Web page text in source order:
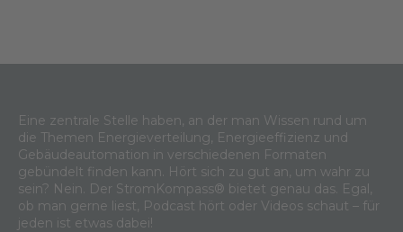
Eine zentrale Stelle haben, an der man Wissen rund um
die Themen Energieverteilung, Energieeffizienz und
Gebäudeautomation in verschiedenen Formaten
gebündelt finden kann. Hört sich zu gut an, um wahr zu
sein? Nein. Der StromKompass® bietet genau das. Egal,
ob man gerne liest, Podcast hört oder Videos schaut – für
jeden ist etwas dabei!